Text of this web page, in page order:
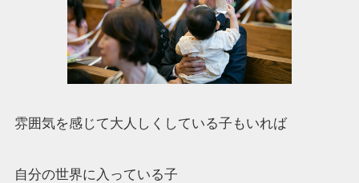
雰囲気を感じて大人しくしている子もいれば
自分の世界に入っている子